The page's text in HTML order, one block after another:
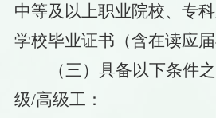
中等及以上职业院校、专
学校毕业证书（含在读应届
（三）具备以下条件
级/高级工：